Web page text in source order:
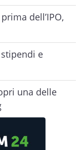
dell’IPO,
e
una delle